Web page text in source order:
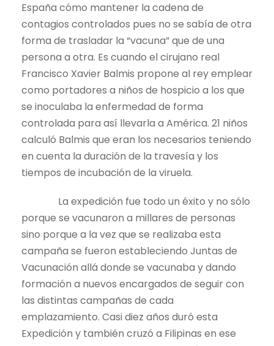
España cómo mantener la cadena de
contagios controlados pues no se sabía de otra
forma de trasladar la “vacuna” que de una
persona a otra. Es cuando el cirujano real
Francisco Xavier Balmis propone al rey emplear
como portadores a niños de hospicio a los que
se inoculaba la enfermedad de forma
controlada para así llevarla a América. 21 niños
calculó Balmis que eran los necesarios teniendo
en cuenta la duración de la travesía y los
tiempos de incubación de la viruela.
La expedición fue todo un éxito y no sólo
porque se vacunaron a millares de personas
sino porque a la vez que se realizaba esta
campaña se fueron estableciendo Juntas de
Vacunación allá donde se vacunaba y dando
formación a nuevos encargados de seguir con
las distintas campañas de cada
emplazamiento. Casi diez años duró esta
Expedición y también cruzó a Filipinas en ese